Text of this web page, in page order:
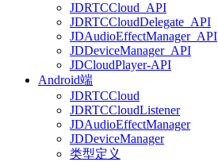
JDRTCCloud_API
JDRTCCloudDelegate_API
JDAudioEffectManager_API
JDDeviceManager_API
JDCloudPlayer-API
Android端
JDRTCCloud
JDRTCCloudListener
JDAudioEffectManager
JDDeviceManager
类型定义